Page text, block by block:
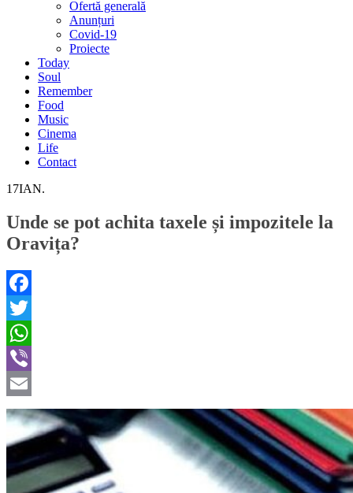
Ofertă generală
Anunțuri
Covid-19
Proiecte
Today
Soul
Remember
Food
Music
Cinema
Life
Contact
17IAN.
Unde se pot achita taxele și impozitele la
Oravița?
Facebook
Twitter
WhatsApp
Viber
Email